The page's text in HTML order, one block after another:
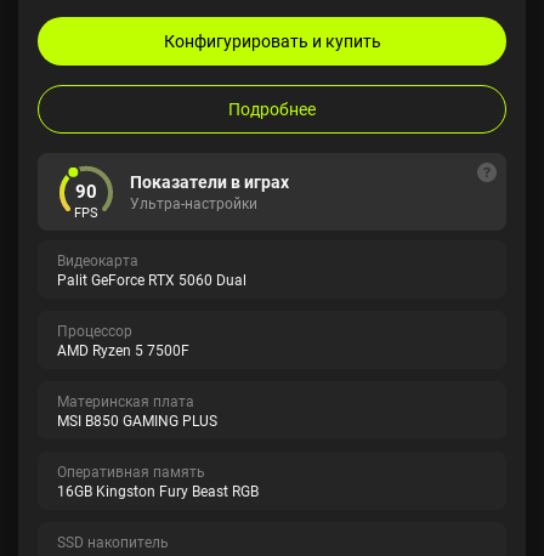
Конфигурировать и купить
Подробнее
90
FPS
Показатели в играх
Ультра-настройки
Видеокарта
Palit GeForce RTX 5060 Dual
Процессор
AMD Ryzen 5 7500F
Материнская плата
MSI B850 GAMING PLUS
Оперативная память
16GB Kingston Fury Beast RGB
SSD накопитель